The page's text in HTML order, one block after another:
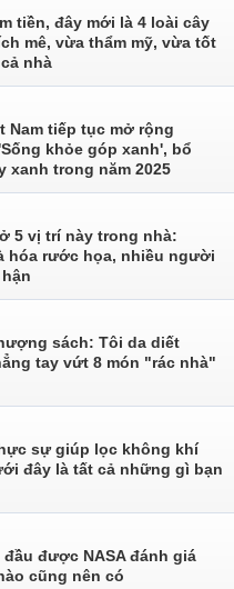
tiền, đây mới là 4 loài cây
mê, vừa thẩm mỹ, vừa tốt
nhà
Nam tiếp tục mở rộng
khỏe góp xanh', bổ
xanh trong năm 2025
5 vị trí này trong nhà:
hóa rước họa, nhiều người
sách: Tôi da diết
tay vứt 8 món "rác nhà"
sự giúp lọc không khí
đây là tất cả những gì bạn
được NASA đánh giá
cũng nên có